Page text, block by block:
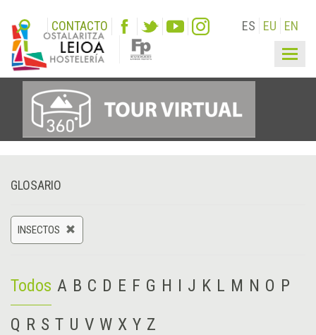
CONTACTO ES EU EN
GLOSARIO
INSECTOS
Todos A B C D E F G H I J K L M N O P
Q R S T U V W X Y Z